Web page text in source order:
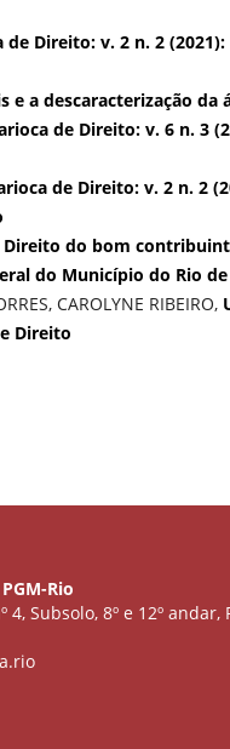
de Direito: v. 2 n. 2
e a descaracterização da
de Direito: v. 6 n. 3
de Direito: v. 2 n. 2
Direito do bom
do Município do Rio de
CAROLYNE RIBEIRO,
Direito
Rio
Subsolo, 8º e 12º andar,